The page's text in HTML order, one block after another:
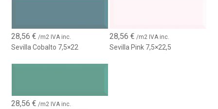
28,56€ /m2 IVA inc.
Sevilla Cobalto 7,5×22
28,56 € /m2 IVA inc.
Sevilla Pink 7,5×22,5
28,56€ /m2 IVA inc.